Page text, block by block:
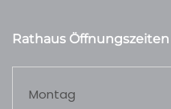
Rathaus Öffnungszeiten
Montag